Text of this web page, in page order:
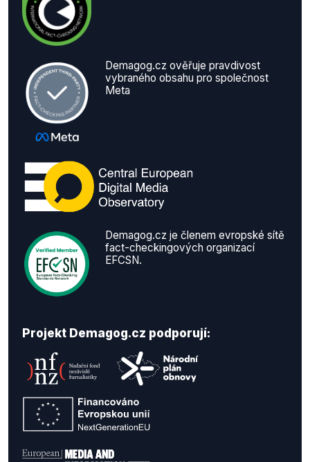
Demagog.cz ověřuje pravdivost
vybraného obsahu pro společnost
Meta
Demagog.cz je členem evropské sítě
fact-checkingových organizací
EFCSN.
Projekt Demagog.cz podporují: